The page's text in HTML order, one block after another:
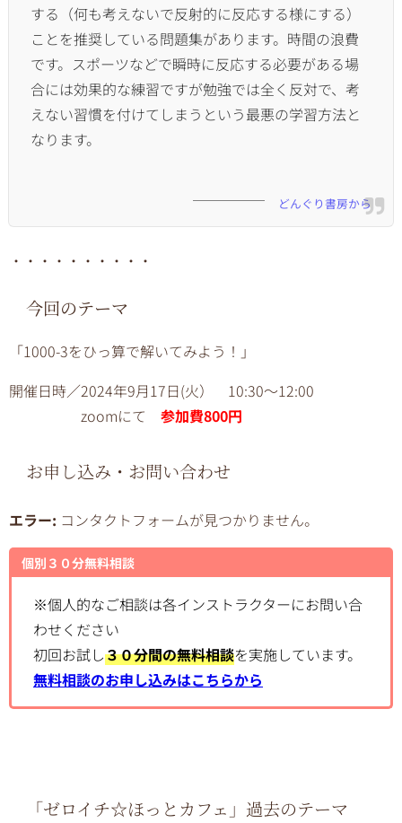
する（何も考えないで反射的に反応する様にする）
ことを推奨している問題集があります。時間の浪費
です。 スポーツなどで瞬時に反応する必要がある場
合には効果的な練習ですが勉強では全く反対で、 考
えない習慣を付けてしまうという最悪の学習方法と
なります。
どんぐり書房から
・・・・・・・・・・
今回のテーマ
「1000-3をひっ算で解いてみよう！ 」
開催日時／2024年9月17日(火） 10:30～12:00
zoomにて 参加費800円
お申し込み・お問い合わせ
エラー: コンタクトフォームが見つかりません。
個別３０分無料相談
※個人的なご相談は各インストラクターにお問い合
わせください
初回お試し３０分間の無料相談を実施しています。
無料相談のお申し込みはこちらから
「ゼロイチ☆ほっとカフェ」過去のテーマ